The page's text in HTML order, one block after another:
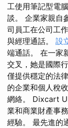
工使用筆記型電
談。 企業家親自
司員工在公司工
與經理通話。 設
端通話。 在一家
交叉，她是國際
僅提供穩定的法
的企業和個人稅
網絡。 Dixcart
業和商業財產事
經驗。 最先進的